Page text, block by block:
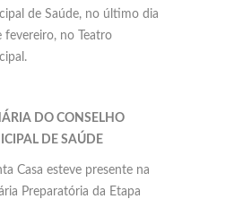
de Saúde, no último dia
fevereiro, no Teatro
DO CONSELHO
DE SAÚDE
Casa esteve presente na
Preparatória da Etapa